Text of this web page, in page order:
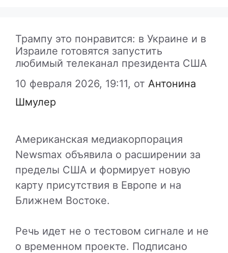
Трампу это понравится: в Украине и в
Израиле готовятся запустить
любимый телеканал президента США
10 февраля 2026, 19:11, от Антонина
Шмулер
Американская медиакорпорация
Newsmax объявила о расширении за
пределы США и формирует новую
карту присутствия в Европе и на
Ближнем Востоке.
Речь идет не о тестовом сигнале и не
о временном проекте. Подписано